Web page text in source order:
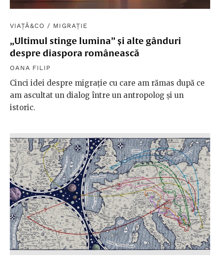
VIAȚĂ&CO / MIGRAȚIE
„Ultimul stinge lumina” și alte gânduri
despre diaspora românească
OANA FILIP
Cinci idei despre migrație cu care am rămas după ce
am ascultat un dialog între un antropolog și un
istoric.